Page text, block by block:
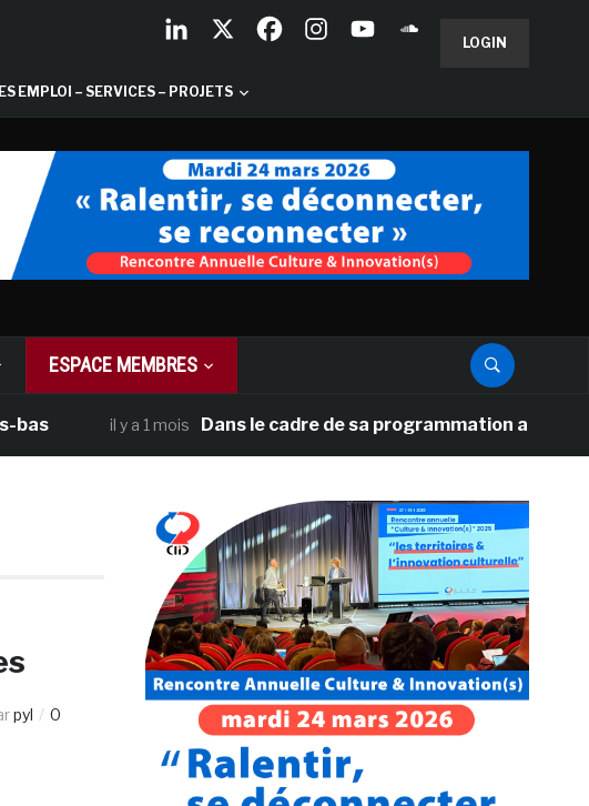
LOGIN
EMPLOI – SERVICES – PROJETS
ESPACE MEMBRES
il y a 1 mois Dans le cadre de sa programmation américaine,
pyl
0